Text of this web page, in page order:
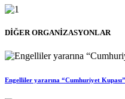
DİĞER ORGANİZASYONLAR
Engelliler yararına “Cumhuriyet